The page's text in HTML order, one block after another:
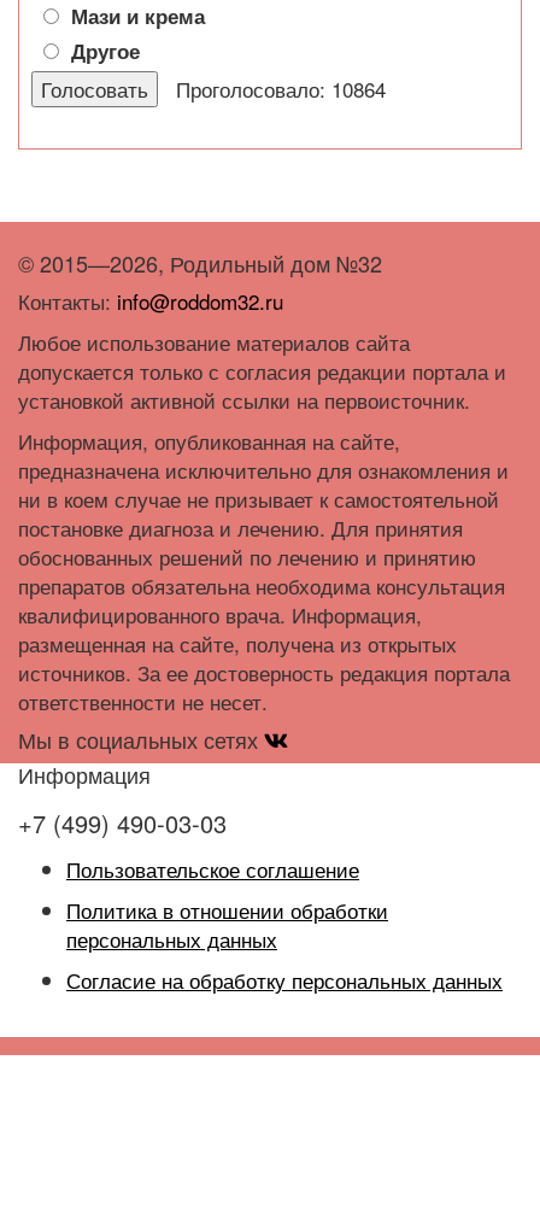
Мази и крема
Другое
Проголосовало: 10864
© 2015—2026, Родильный дом №32
Контакты: info@roddom32.ru
Любое использование материалов сайта
допускается только с согласия редакции портала и
установкой активной ссылки на первоисточник.
Информация, опубликованная на сайте,
предназначена исключительно для ознакомления и
ни в коем случае не призывает к самостоятельной
постановке диагноза и лечению. Для принятия
обоснованных решений по лечению и принятию
препаратов обязательна необходима консультация
квалифицированного врача. Информация,
размещенная на сайте, получена из открытых
источников. За ее достоверность редакция портала
ответственности не несет.
Мы в социальных сетях
Информация
+7 (499) 490-03-03
Пользовательское соглашение
Политика в отношении обработки
персональных данных
Согласие на обработку персональных данных